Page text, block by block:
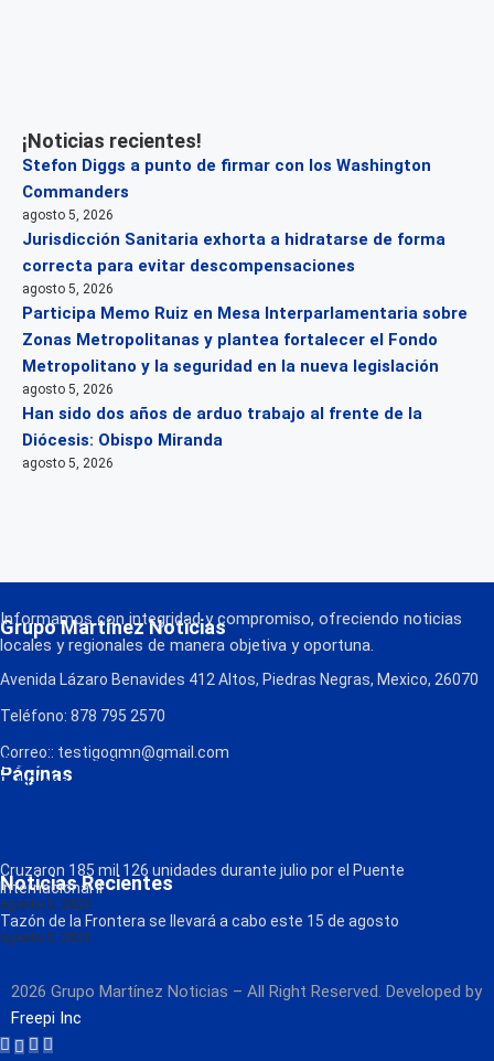
¡Noticias recientes!
Stefon Diggs a punto de firmar con los Washington
Commanders
agosto 5, 2026
Jurisdicción Sanitaria exhorta a hidratarse de forma
correcta para evitar descompensaciones
agosto 5, 2026
Participa Memo Ruiz en Mesa Interparlamentaria sobre
Zonas Metropolitanas y plantea fortalecer el Fondo
Metropolitano y la seguridad en la nueva legislación
agosto 5, 2026
Han sido dos años de arduo trabajo al frente de la
Diócesis: Obispo Miranda
agosto 5, 2026
Grupo Martínez Noticias
Informamos con integridad y compromiso, ofreciendo noticias
locales y regionales de manera objetiva y oportuna.
Avenida Lázaro Benavides 412 Altos, Piedras Negras, Mexico, 26070
Teléfono: 878 795 2570
Correo:: testigogmn@gmail.com
Páginas
¡Descarga nuestra App!
FM Globo
Radio
Noticias Recientes
Cruzaron 185 mil 126 unidades durante julio por el Puente
Internacional II
agosto 5, 2026
Tazón de la Frontera se llevará a cabo este 15 de agosto
agosto 5, 2026
2026 Grupo Martínez Noticias – All Right Reserved. Developed by
Freepi Inc